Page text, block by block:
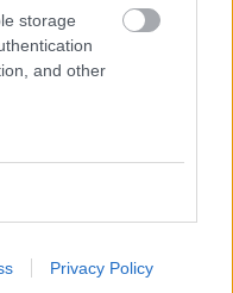
storage
and other
Privacy Policy